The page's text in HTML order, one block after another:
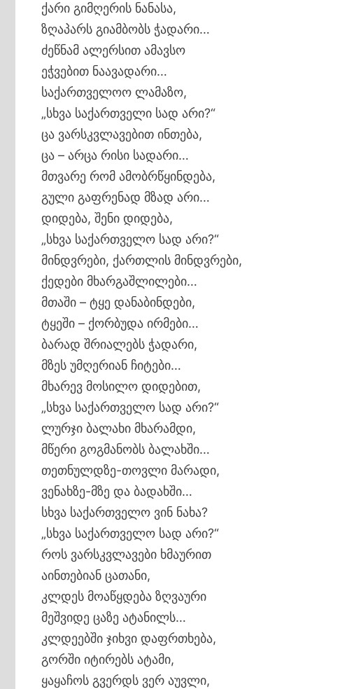
ქარი გიმღერის ნანასა,
ზღაპარს გიამბობს ჭადარი…
ძეწნამ ალერსით ამავსო
ეჭვებით ნაავადარი…
საქართველოო ლამაზო,
„სხვა საქართველი სად არი?“
ცა ვარსკვლავებით ინთება,
ცა – არცა რისი სადარი…
მთვარე რომ ამობრწყინდება,
გული გაფრენად მზად არი…
დიდება, შენი დიდება,
„სხვა საქართველო სად არი?“
მინდვრები, ქართლის მინდვრები,
ქედები მხარგაშლილები…
მთაში – ტყე დანაბინდები,
ტყეში – ქორბუდა ირმები…
ბარად შრიალებს ჭადარი,
მზეს უმღერიან ჩიტები…
მხარევ მოსილო დიდებით,
„სხვა საქართველო სად არი?“
ლურჯი ბალახი მხარამდი,
მწერი გოგმანობს ბალახში…
თეთნულდზე-თოვლი მარადი,
ვენახზე-მზე და ბადახში…
სხვა საქართველო ვინ ნახა?
„სხვა საქართველო სად არი?“
როს ვარსკვლავები ხმაურით
აინთებიან ცათანი,
კლდეს მოაწყდება ზღვაური
მეშვიდე ცაზე ატანილს…
კლდეებში ჯიხვი დაფრთხება,
გორში იტირებს ატამი,
ყაყაჩოს გვერდს ვერ აუვლი,